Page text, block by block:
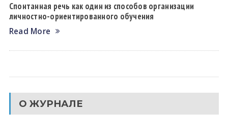
Спонтанная речь как один из способов организации
личностно-ориентированного обучения
Read More
О ЖУРНАЛЕ